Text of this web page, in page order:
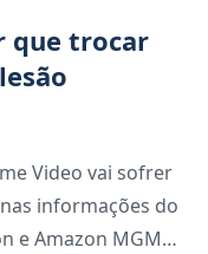
que trocar
Video vai sofrer
informações do
e Amazon MGM